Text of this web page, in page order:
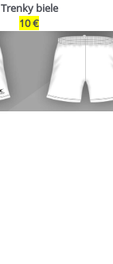
Trenky biele
10 €